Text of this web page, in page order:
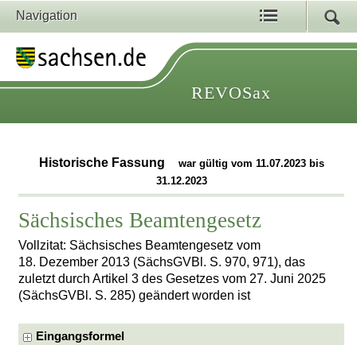
Navigation
REVOSax
Historische Fassung
war gültig vom 11.07.2023 bis
31.12.2023
Sächsisches Beamtengesetz
Vollzitat: Sächsisches Beamtengesetz vom
18. Dezember 2013 (SächsGVBl. S. 970, 971), das
zuletzt durch Artikel 3 des Gesetzes vom 27. Juni 2025
(SächsGVBl. S. 285) geändert worden ist
Eingangsformel